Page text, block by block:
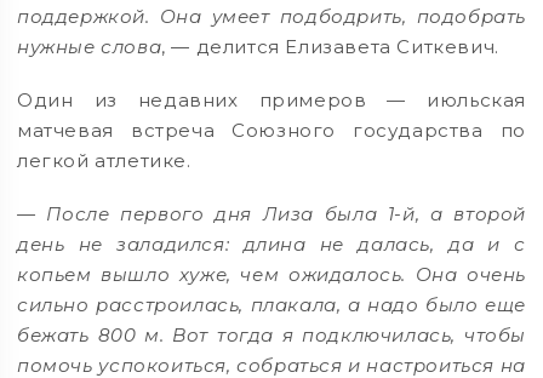
поддержкой. Она умеет подбодрить, подобрать
нужные слова, — делится Елизавета Ситкевич.
Один из недавних примеров — июльская
матчевая встреча Союзного государства по
легкой атлетике.
— После первого дня Лиза была 1-й, а второй
день не заладился: длина не далась, да и с
копьем вышло хуже, чем ожидалось. Она очень
сильно расстроилась, плакала, а надо было еще
бежать 800 м. Вот тогда я подключилась, чтобы
помочь успокоиться, собраться и настроиться на